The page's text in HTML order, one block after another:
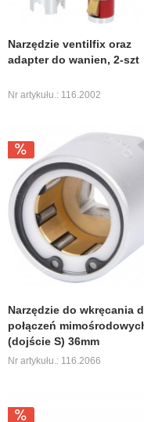
Narzędzie ventilfix oraz
adapter do wanien, 2-szt
Nr artykułu.: 116.2002
Narzędzie do wkręcania
połączeń
(dojście S) 36mm
Nr artykułu.: 116.2066